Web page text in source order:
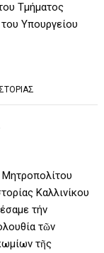
Τμήματος
Υπουργείου
Μητροπολίτου
Καλλινίκου
τήν
τῶν
τῆς